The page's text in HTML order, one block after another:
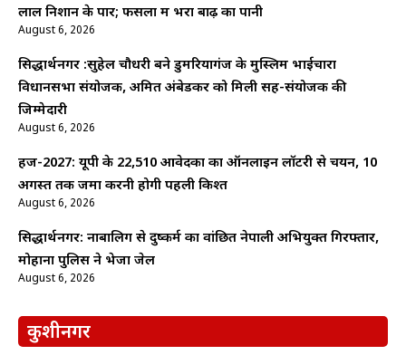
लाल निशान के पार; फसलों में भरा बाढ़ का पानी
August 6, 2026
सिद्धार्थनगर :सुहेल चौधरी बने डुमरियागंज के मुस्लिम भाईचारा
विधानसभा संयोजक, अमित अंबेडकर को मिली सह-संयोजक की
जिम्मेदारी
August 6, 2026
हज-2027: यूपी के 22,510 आवेदकों का ऑनलाइन लॉटरी से चयन, 10
अगस्त तक जमा करनी होगी पहली किश्त
August 6, 2026
सिद्धार्थनगर: नाबालिग से दुष्कर्म का वांछित नेपाली अभियुक्त गिरफ्तार,
मोहाना पुलिस ने भेजा जेल
August 6, 2026
कुशीनगर